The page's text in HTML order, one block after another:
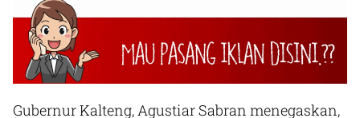
Gubernur Kalteng, Agustiar Sabran menegaskan,